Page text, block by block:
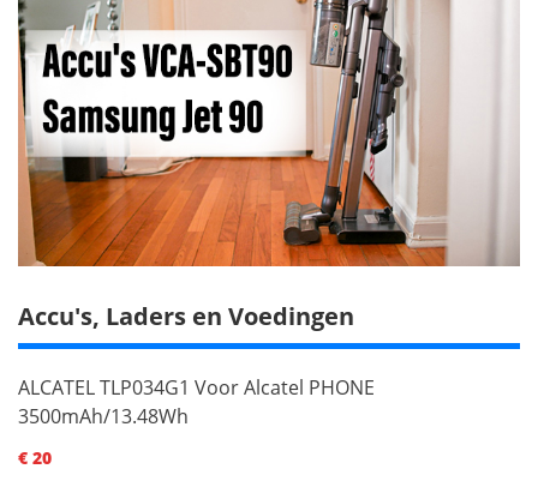
Accu's, Laders en Voedingen
ALCATEL TLP034G1 Voor Alcatel PHONE
3500mAh/13.48Wh
€ 20